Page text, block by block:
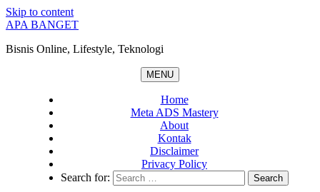
Skip to content
APA BANGET
Bisnis Online, Lifestyle, Teknologi
MENU
Home
Meta ADS Mastery
About
Kontak
Disclaimer
Privacy Policy
Search for: